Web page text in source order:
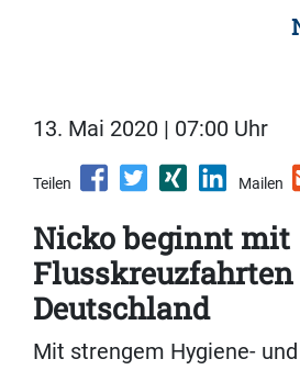
13. Mai 2020 | 07:00 Uhr
Teilen Mailen
Nicko beginnt mit
Deutschland
Mit strengem Hygiene- und